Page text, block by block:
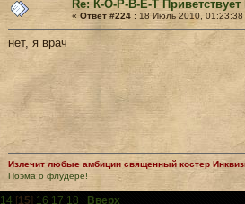
Re: К-О-Р-В-Е-Т Приветствует
«Ответ #224 : 18 Июль 2010, 01:23:38
нет, я врач
Излечит любые амбиции священный костер
Поэма о флудере!
14 [15] 16 17 18 Вверх